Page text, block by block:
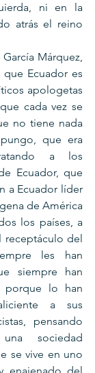
ni en la
atrás el reino
Márquez,
Ecuador es
apologetas
cada vez se
no tiene nada
que era
a los
Ecuador, que
a Ecuador líder
de América
los países, a
receptáculo del
les han
siempre han
porque lo han
a sus
pensando
sociedad
se vive en uno